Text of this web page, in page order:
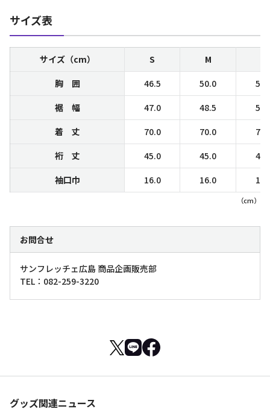
サイズ表
サイズ（cm） S M
胸 囲
46.5 50.0
裾 幅
47.0 48.5
着 丈
70.0 70.0
裄 丈
45.0 45.0
袖口巾
16.0 16.0
（cm）
お問合せ
サンフレッチェ広島 商品企画販売部
TEL：082-259-3220
グッズ関連ニュース